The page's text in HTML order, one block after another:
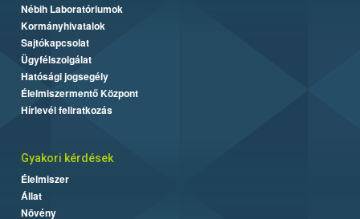
Nébih Laboratóriumok
Kormányhivatalok
Sajtókapcsolat
Ügyfélszolgálat
Hatósági jogsegély
Élelmiszermentő Központ
Hírlevél feliratkozás
Gyakori kérdések
Élelmiszer
Állat
Növény